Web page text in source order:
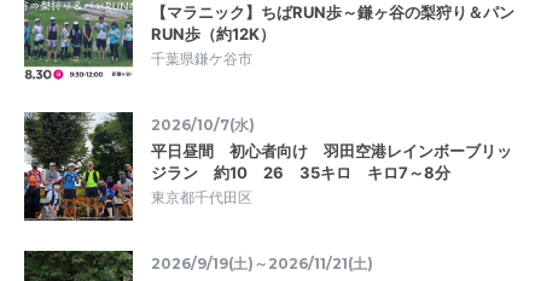
【マラニック】ちばRUN歩～鎌ヶ谷の梨狩り＆パン
RUN歩（約12K）
千葉県鎌ケ谷市
2026/10/7(水)
平日昼間 初心者向け 羽田空港レインボーブリッ
ジラン 約10 26 35キロ キロ7～8分
東京都千代田区
2026/9/19(土)～2026/11/21(土)